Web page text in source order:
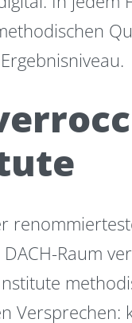
Raum
Versprechen: